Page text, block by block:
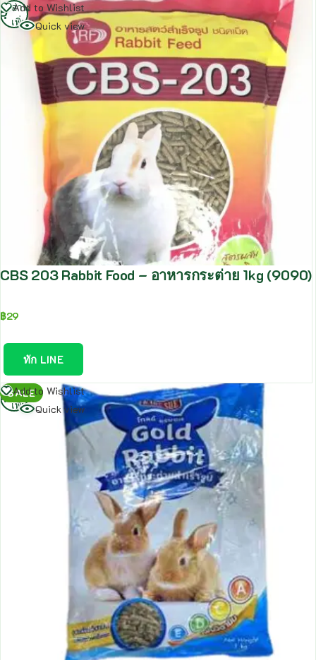
Add to Wishlist
Quick view
CBS 203 Rabbit Food – อาหารกระต่าย 1kg (9090)
฿29
ทัก LINE
อ่าน
เพิ่ม
SALE
Add to Wishlist
Quick view
อ่าน
เพิ่ม